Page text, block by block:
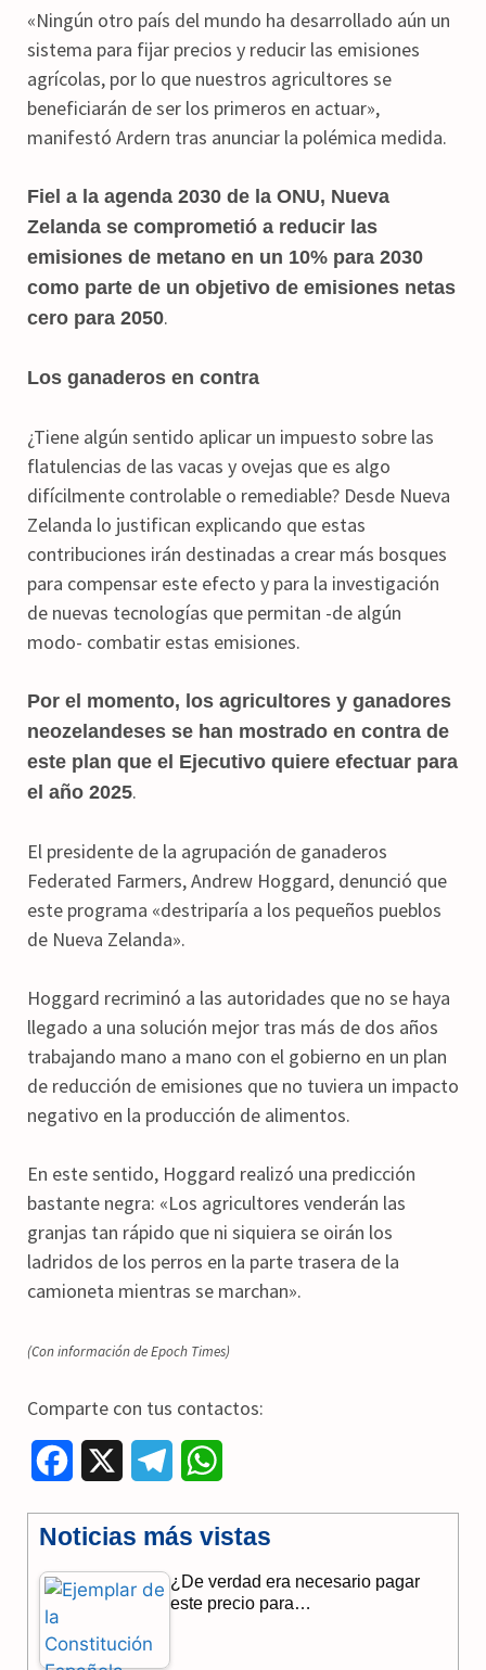
«Ningún otro país del mundo ha desarrollado aún un
sistema para fijar precios y reducir las emisiones
agrícolas, por lo que nuestros agricultores se
beneficiarán de ser los primeros en actuar»,
manifestó Ardern tras anunciar la polémica medida.
Fiel a la agenda 2030 de la ONU, Nueva
Zelanda se comprometió a reducir las
emisiones de metano en un 10% para 2030
como parte de un objetivo de emisiones netas
cero para 2050.
Los ganaderos en contra
¿Tiene algún sentido aplicar un impuesto sobre las
flatulencias de las vacas y ovejas que es algo
difícilmente controlable o remediable? Desde Nueva
Zelanda lo justifican explicando que estas
contribuciones irán destinadas a crear más bosques
para compensar este efecto y para la investigación
de nuevas tecnologías que permitan -de algún
modo- combatir estas emisiones.
Por el momento, los agricultores y ganadores
neozelandeses se han mostrado en contra de
este plan que el Ejecutivo quiere efectuar para
el año 2025.
El presidente de la agrupación de ganaderos
Federated Farmers, Andrew Hoggard, denunció que
este programa «destriparía a los pequeños pueblos
de Nueva Zelanda».
Hoggard recriminó a las autoridades que no se haya
llegado a una solución mejor tras más de dos años
trabajando mano a mano con el gobierno en un plan
de reducción de emisiones que no tuviera un impacto
negativo en la producción de alimentos.
En este sentido, Hoggard realizó una predicción
bastante negra: «Los agricultores venderán las
granjas tan rápido que ni siquiera se oirán los
ladridos de los perros en la parte trasera de la
camioneta mientras se marchan».
(Con información de Epoch Times)
Comparte con tus contactos:
c
e
l
e
a
t
Noticias más vistas
¿De verdad era necesario pagar
este precio para…